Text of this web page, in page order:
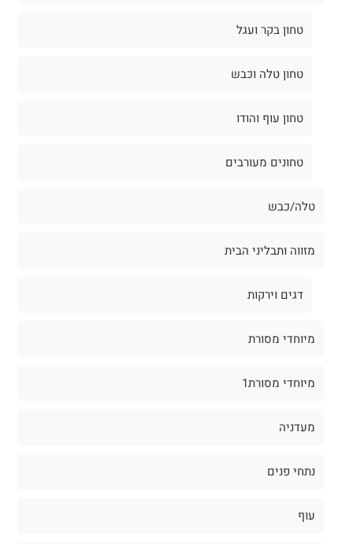
טחון בקר ועגל
טחון טלה וכבש
טחון עוף והודו
טחונים מעורבים
טלה/כבש
מזווה ותבליני הבית
דגים וירקות
מיוחדי מסורת
מיוחדי מסורת1
מעדניה
נתחי פנים
עוף